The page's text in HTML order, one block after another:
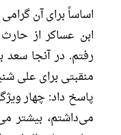
اساساً برای آن
ابن عساکر از
رفتم. در آنجا سعد
منقبتی برای علی
پاسخ داد: چهار
می‌داشتم، بیشتر